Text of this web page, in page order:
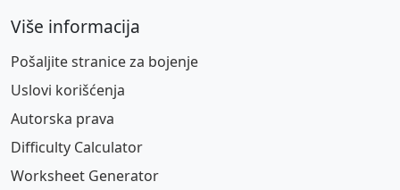
Više informacija
Pošaljite stranice za bojenje
Uslovi korišćenja
Autorska prava
Difficulty Calculator
Worksheet Generator